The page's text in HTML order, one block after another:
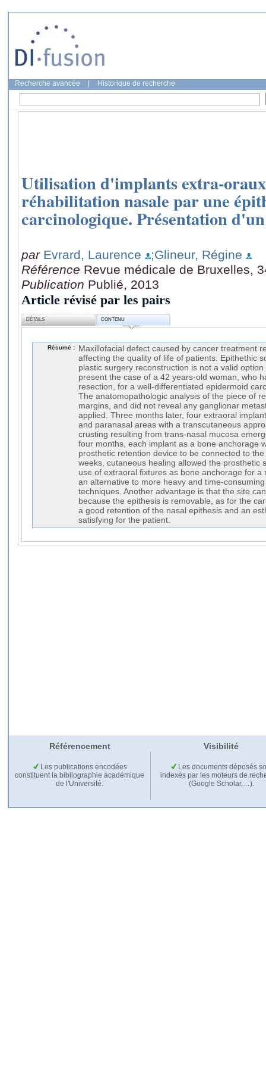
Recherche avancée Historique de recherche
Utilisation d'implants extra-
réhabilitation nasale par une
carcinologique. Présentation
par Evrard, Laurence
;Glineur, Régine
Référence Revue médicale de Bruxelles,
Publication Publié, 2013
Article révisé par les pairs
DÉTAILS CONTENU
Résumé :
Maxillofacial defect caused by cancer treatment
affecting the quality of life of patients. Epithethic
plastic surgery reconstruction is not a valid
present the case of a 42 years-old woman, who
resection, for a well-differentiated epidermoid
The anatomopathologic analysis of the piece of
margins, and did not reveal any ganglionar
applied. Three months later, four extraoral
and paranasal areas with a transcutaneous
crusting resulting from trans-nasal mucosa
four months, each implant as a bone anchorage
prosthetic retention device to be connected to
weeks, cutaneous healing allowed the prosthetic
use of extraoral fixtures as bone anchorage for a
an alternative to more heavy and time-
techniques. Another advantage is that the site
because the epithesis is removable, as for the
a good retention of the nasal epithesis and an
satisfying for the patient.
Référencement Visibilité
Les publications encodées
constituent la bibliographie académique
de l'Université.
Les documents déposés
indexés par les moteurs de
(Google Scholar,…).